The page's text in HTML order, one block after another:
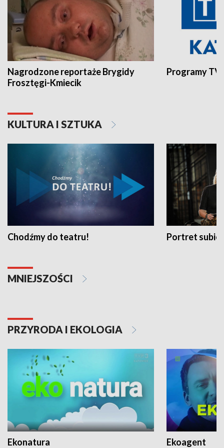
Nagrodzone reportaże Brygidy
Frosztęgi-Kmiecik
Programy
KULTURA I SZTUKA
Chodźmy do teatru! Portret
MNIEJSZOŚCI
PRZYRODA I EKOLOGIA
Ekonatura Ekoagent